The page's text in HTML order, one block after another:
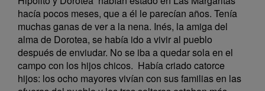
hacía pocos meses, que a él le parecían años. Tenía
muchas ganas de ver a la nena. Inés, la amiga del
alma de Dorotea, se había ido a vivir al pueblo
después de enviudar. No se iba a quedar sola en el
campo con los hijos chicos. Había criado catorce
hijos: los ocho mayores vivían con sus familias en las